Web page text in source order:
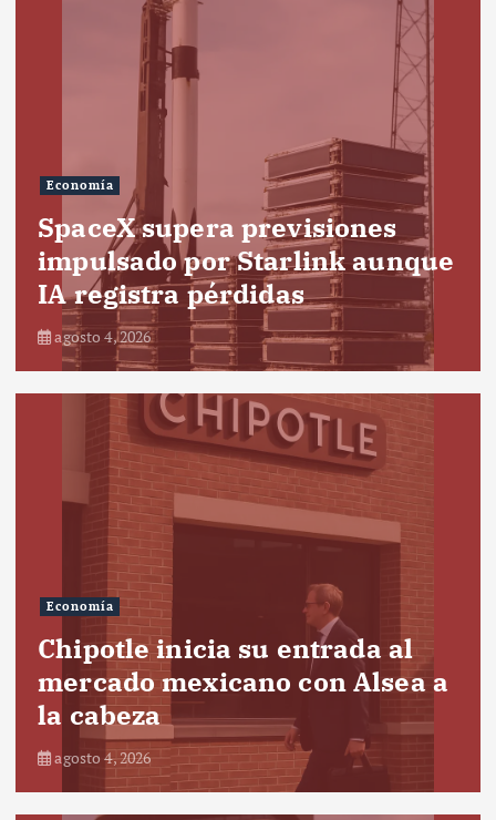
Economía
SpaceX supera previsiones
impulsado por Starlink aunque
IA registra pérdidas
agosto 4, 2026
Economía
Chipotle inicia su entrada al
mercado mexicano con Alsea a
la cabeza
agosto 4, 2026